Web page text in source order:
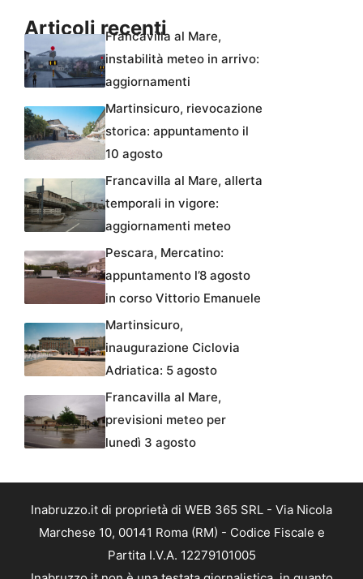
Articoli recenti
Francavilla al Mare,
instabilità meteo in arrivo:
aggiornamenti
Martinsicuro, rievocazione
storica: appuntamento il
10 agosto
Francavilla al Mare, allerta
temporali in vigore:
aggiornamenti meteo
Pescara, Mercatino:
appuntamento l’8 agosto
in corso Vittorio Emanuele
Martinsicuro,
inaugurazione Ciclovia
Adriatica: 5 agosto
Francavilla al Mare,
previsioni meteo per
lunedì 3 agosto
Inabruzzo.it di proprietà di WEB 365 SRL - Via Nicola
Marchese 10, 00141 Roma (RM) - Codice Fiscale e
Partita I.V.A. 12279101005